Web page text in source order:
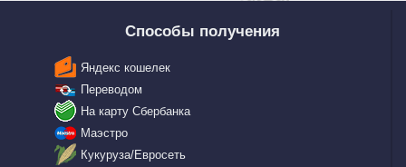
Способы получения
Яндекс кошелек
Переводом
На карту Сбербанка
Маэстро
Кукуруза/Евросеть